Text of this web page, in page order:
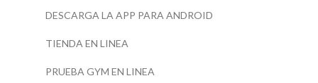
DESCARGA LA APP PARA ANDROID
TIENDA EN LINEA
PRUEBA GYM EN LINEA